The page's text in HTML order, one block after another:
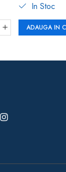
In Stoc
ADAUGA IN